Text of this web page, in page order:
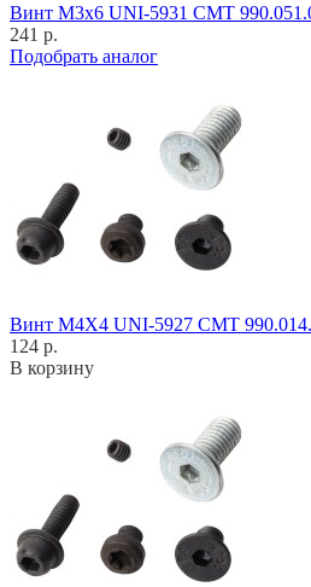
Винт M3x6 UNI-5931 CMT
241 р.
Подобрать аналог
Винт M4X4 UNI-5927 CMT
124 р.
В корзину